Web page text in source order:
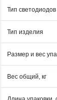
Тип светодиодов
Тип изделия
Размер и вес
Вес общий, кг